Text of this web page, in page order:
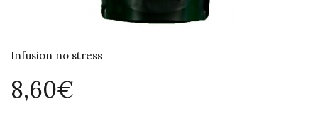
Infusion no stress
8,60€